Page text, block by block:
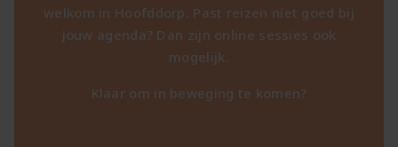
welkom in Hoofddorp. Past reizen niet goed bij
jouw agenda? Dan zijn online sessies ook
mogelijk.
Klaar om in beweging te komen?